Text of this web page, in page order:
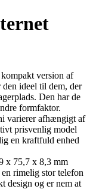
version af
ideel til dem, der
Den har de
formfaktor.
varierer afhængigt af
prisvenlig model
en kraftfuld enhed
x 75,7 x 8,3 mm
rimelig stor telefon
design og er nem at